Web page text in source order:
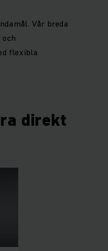
Vår breda
flexibla
direkt